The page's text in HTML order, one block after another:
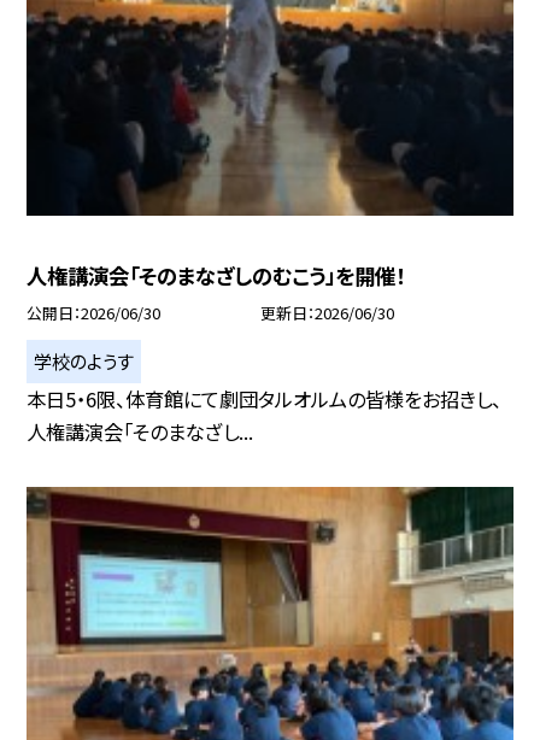
人権講演会「そのまなざしのむこう」を開催！
公開日 2026/06/30 更新日 2026/06/30
学校のようす
本日5・6限、体育館にて劇団タルオルムの皆様をお招きし、
人権講演会「そのまなざし...